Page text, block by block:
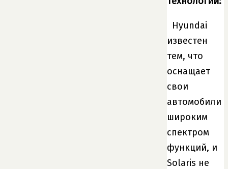
Hyundai
известен
тем, что
оснащает
свои
автомобили
широким
спектром
функций, и
Solaris не